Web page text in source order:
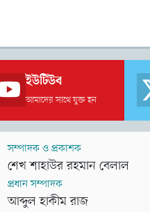
ইউটিউব
আমাদের সাথে যুক্ত হন
সম্পাদক ও প্রকাশক
শেখ শাহাউর রহমান বেলাল
প্রধান সম্পাদক
আব্দুল হাকীম রাজ